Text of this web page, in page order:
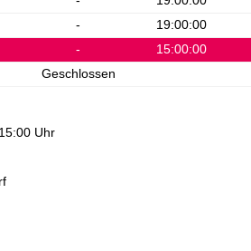
-
19:00:00
-
15:00:00
Geschlossen
Uhr